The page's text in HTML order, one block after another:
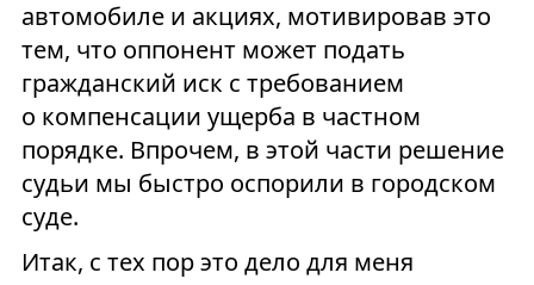
автомобиле и акциях, мотивировав это
тем, что оппонент может подать
гражданский иск с требованием
о компенсации ущерба в частном
порядке. Впрочем, в этой части решение
судьи мы быстро оспорили в городском
суде.
Итак, с тех пор это дело для меня